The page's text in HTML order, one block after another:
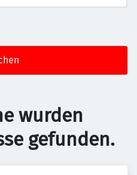
wurden
gefunden.